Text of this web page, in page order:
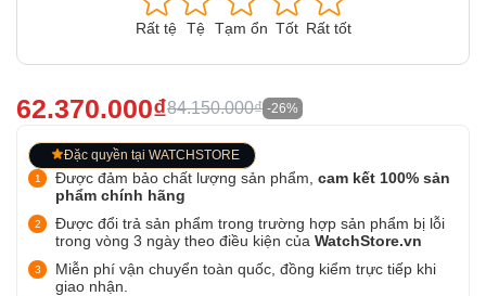
Rất tệ Tệ Tạm ổn Tốt Rất tốt
62.370.000₫84.150.000₫ -26%
Đặc quyền tại WATCHSTORE
Được đảm bảo chất lượng sản phẩm, cam kết 100% sản
phẩm chính hãng
Được đổi trả sản phẩm trong trường hợp sản phẩm bị lỗi
trong vòng 3 ngày theo điều kiện của WatchStore.vn
Miễn phí vận chuyển toàn quốc, đồng kiểm trực tiếp khi
giao nhận.